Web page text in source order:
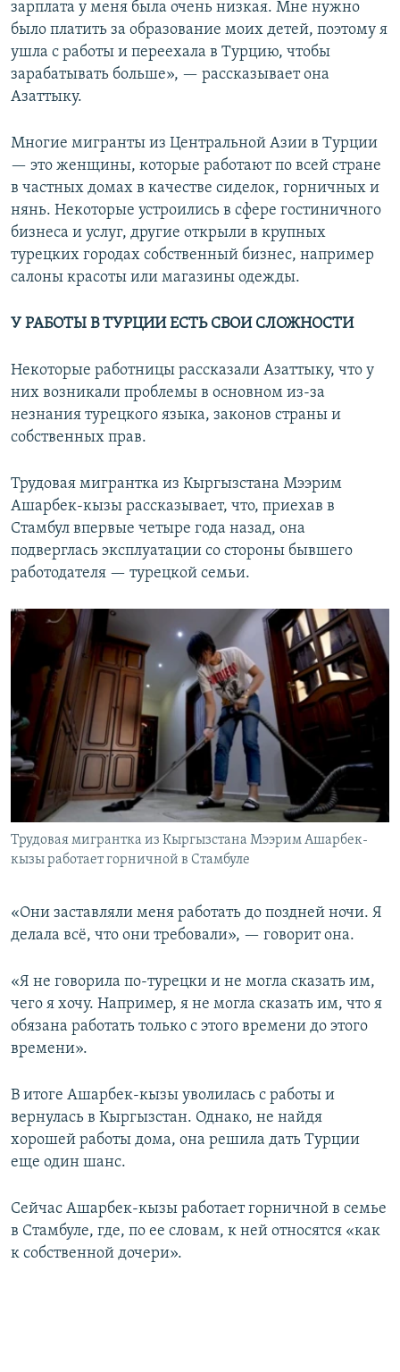
зарплата у меня была очень низкая. Мне нужно
было платить за образование моих детей, поэтому я
ушла с работы и переехала в Турцию, чтобы
зарабатывать больше», — рассказывает она
Азаттыку.
Многие мигранты из Центральной Азии в Турции
— это женщины, которые работают по всей стране
в частных домах в качестве сиделок, горничных и
нянь. Некоторые устроились в сфере гостиничного
бизнеса и услуг, другие открыли в крупных
турецких городах собственный бизнес, например
салоны красоты или магазины одежды.
У РАБОТЫ В ТУРЦИИ ЕСТЬ СВОИ СЛОЖНОСТИ
Некоторые работницы рассказали Азаттыку, что у
них возникали проблемы в основном из-за
незнания турецкого языка, законов страны и
собственных прав.
Трудовая мигрантка из Кыргызстана Мээрим
Ашарбек-кызы рассказывает, что, приехав в
Стамбул впервые четыре года назад, она
подверглась эксплуатации со стороны бывшего
работодателя — турецкой семьи.
Трудовая мигрантка из Кыргызстана Мээрим Ашарбек-
кызы работает горничной в Стамбуле
«Они заставляли меня работать до поздней ночи. Я
делала всё, что они требовали», — говорит она.
«Я не говорила по-турецки и не могла сказать им,
чего я хочу. Например, я не могла сказать им, что я
обязана работать только с этого времени до этого
времени».
В итоге Ашарбек-кызы уволилась с работы и
вернулась в Кыргызстан. Однако, не найдя
хорошей работы дома, она решила дать Турции
еще один шанс.
Сейчас Ашарбек-кызы работает горничной в семье
в Стамбуле, где, по ее словам, к ней относятся «как
к собственной дочери».